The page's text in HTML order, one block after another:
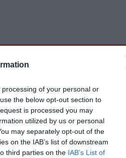
of your personal or
the below opt-out section to
is processed you may
utilized by us or personal
may separately opt-out of the
on the IAB’s list of downstream
third parties on the IAB’s List of